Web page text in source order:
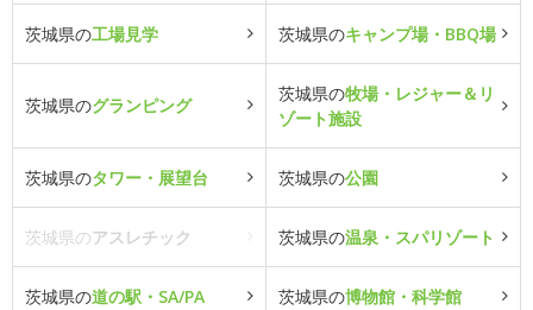
茨城県の工場見学 茨城県のキャンプ場・BBQ場
茨城県のグランピング
茨城県の牧場・レジャー＆リ
ゾート施設
茨城県のタワー・展望台 茨城県の公園
茨城県のアスレチック 茨城県の温泉・スパリゾート
茨城県の道の駅・SA/PA 茨城県の博物館・科学館